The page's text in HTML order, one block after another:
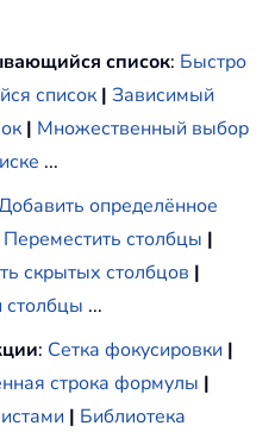
список: Быстро
список | Зависимый
| Множественный выбор
...
определённое
Переместить столбцы |
скрытых столбцов |
столбцы ...
: Сетка фокусировки |
строка формулы |
| Библиотека